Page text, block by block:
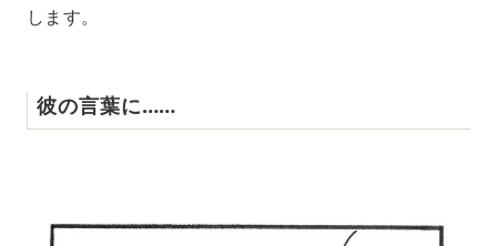
します。
彼の言葉に……